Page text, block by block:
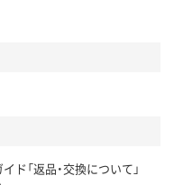
ド「返品・交換について」